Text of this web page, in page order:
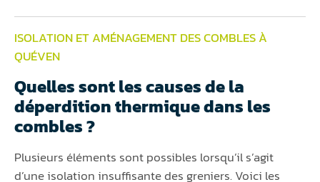
ISOLATION ET AMÉNAGEMENT DES COMBLES À
QUÉVEN
Quelles sont les causes de la
déperdition thermique dans les
combles ?
Plusieurs éléments sont possibles lorsqu’il s’agit
d’une isolation insuffisante des greniers. Voici les